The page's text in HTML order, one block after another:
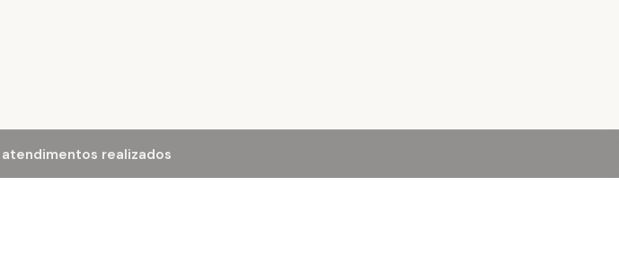
realizados